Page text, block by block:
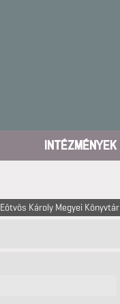
INTÉZMÉNYEK
Eötvös Károly Megyei Könyvtár